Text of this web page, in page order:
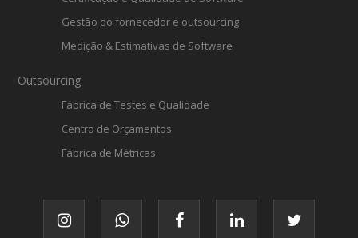
Gestão do fornecedor e outsourcing
Medição & Estimativas de Software
Outsourcing
Fábrica de Testes e Qualidade
Centro de Orçamentos
Fábrica de Métricas